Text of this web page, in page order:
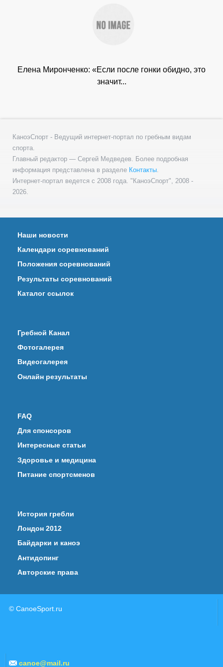
Елена Миронченко: «Если после гонки обидно, это
значит...
КаноэСпорт - Ведущий интернет-портал по гребным видам
спорта.
Главный редактор — Сергей Медведев. Более подробная
информация представлена в разделе Контакты
Интернет-портал ведется с 2008 года. "КаноэСпорт", 2008 -
2026.
Наши новости
Календари соревнований
Положения соревнований
Результаты соревнований
Каталог ссылок
Гребной Канал
Фотогалерея
Видеогалерея
Онлайн результаты
FAQ
Для спонсоров
Интересные статьи
Здоровье и медицина
Питание спортсменов
История гребли
Лондон 2012
Байдарки и каноэ
Антидопинг
Авторские права
© CanoeSport.ru
canoe@mail.ru